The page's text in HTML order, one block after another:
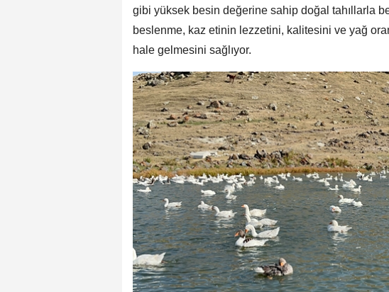
gibi yüksek besin değerine sahip doğal tahıllarla
beslenme, kaz etinin lezzetini, kalitesini ve yağ
hale gelmesini sağlıyor.